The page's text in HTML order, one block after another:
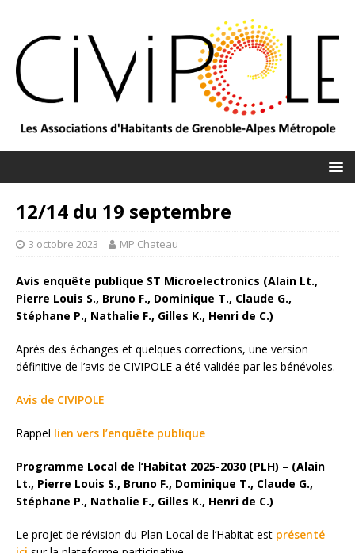
12/14 du 19 septembre
3 octobre 2023 MP Chateau
Avis enquête publique ST Microelectronics (Alain Lt.,
Pierre Louis S., Bruno F., Dominique T., Claude G.,
Stéphane P., Nathalie F., Gilles K., Henri de C.)
Après des échanges et quelques corrections, une version
définitive de l’avis de CIVIPOLE a été validée par les bénévoles.
Avis de CIVIPOLE
Rappel lien vers l’enquête publique
Programme Local de l’Habitat 2025-2030 (PLH) – (Alain
Lt., Pierre Louis S., Bruno F., Dominique T., Claude G.,
Stéphane P., Nathalie F., Gilles K., Henri de C.)
Le projet de révision du Plan Local de l’Habitat est présenté